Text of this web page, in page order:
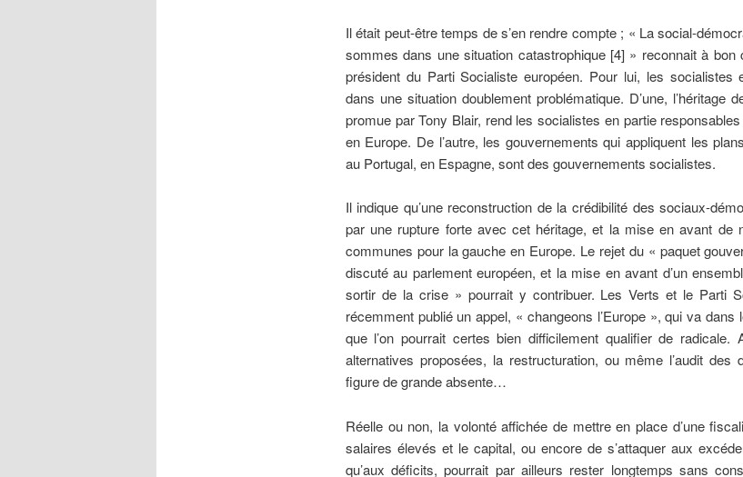
Il était peut-être temps de s’en rendre compte ; « La social-
sommes dans une situation catastrophique [4] » reconnait à bon
président du Parti Socialiste européen. Pour lui, les socialistes
dans une situation doublement problématique. D’une, l’héritage
promue par Tony Blair, rend les socialistes en partie
en Europe. De l’autre, les gouvernements qui appliquent les
au Portugal, en Espagne, sont des gouvernements socialistes.
Il indique qu’une reconstruction de la crédibilité des sociaux-
par une rupture forte avec cet héritage, et la mise en avant de
communes pour la gauche en Europe. Le rejet du « paquet
discuté au parlement européen, et la mise en avant d’un
sortir de la crise » pourrait y contribuer. Les Verts et le Parti
récemment publié un appel, « changeons l’Europe », qui va dans
que l’on pourrait certes bien difficilement qualifier de radicale.
alternatives proposées, la restructuration, ou même l’audit des
figure de grande absente…
Réelle ou non, la volonté affichée de mettre en place d’une
salaires élevés et le capital, ou encore de s’attaquer aux
qu’aux déficits, pourrait par ailleurs rester longtemps sans